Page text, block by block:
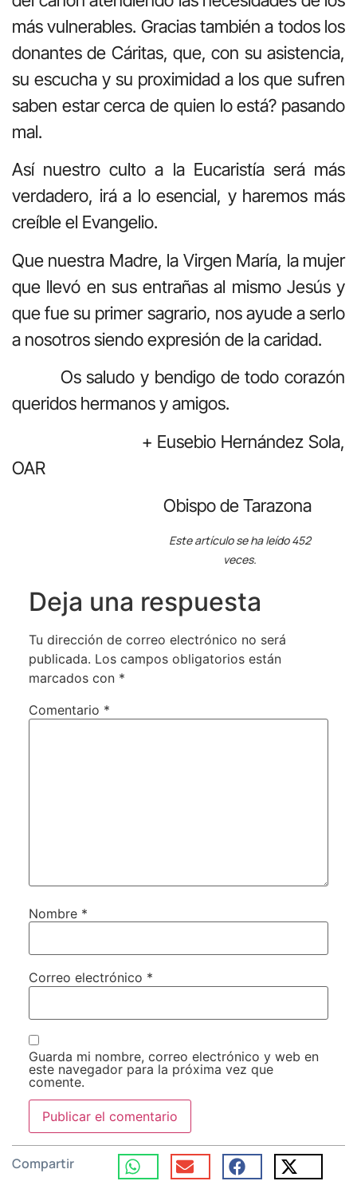
más vulnerables. Gracias también a todos los
donantes de Cáritas, que, con su asistencia,
su escucha y su proximidad a los que sufren
saben estar cerca de quien lo está? pasando
mal.
Así nuestro culto a la Eucaristía será más
verdadero, irá a lo esencial, y haremos más
creíble el Evangelio.
Que nuestra Madre, la Virgen María, la mujer
que llevó en sus entrañas al mismo Jesús y
que fue su primer sagrario, nos ayude a serlo
a nosotros siendo expresión de la caridad.
Os saludo y bendigo de todo corazón
queridos hermanos y amigos.
+ Eusebio Hernández Sola,
OAR
Obispo de Tarazona
Este artículo se ha leído 452
veces.
Deja una respuesta
Tu dirección de correo electrónico no será
publicada. Los campos obligatorios están
marcados con *
Comentario *
Nombre *
Correo electrónico *
Guarda mi nombre, correo electrónico y web en
este navegador para la próxima vez que
comente.
Compartir